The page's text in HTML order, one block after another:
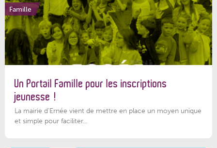
Famille
Un Portail Famille pour les inscriptions
jeunesse !
La mairie d’Ernée vient de mettre en place un moyen unique
et simple pour faciliter...